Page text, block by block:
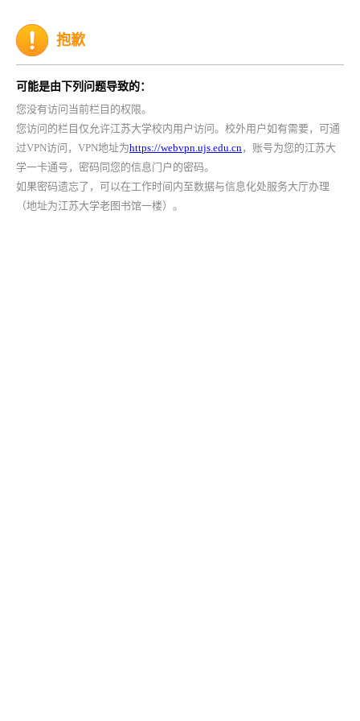
抱歉
可能是由下列问题导致的：
您没有访问当前栏目的权限。
您访问的栏目仅允许江苏大学校内用户访问。校外用户如有需要，可通
过VPN访问，VPN地址为https://webvpn.ujs.edu.cn，账号为您的江苏大
学一卡通号，密码同您的信息门户的密码。
如果密码遗忘了，可以在工作时间内至数据与信息化处服务大厅办理
（地址为江苏大学老图书馆一楼）。